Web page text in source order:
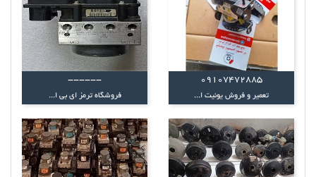
09107472885
تعمیر و فروش یونیت ا...
------
فروشگاه ترمز ای بی ا...